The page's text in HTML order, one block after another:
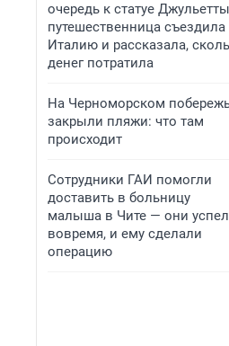
очередь к статуе
путешественница съездила
Италию и рассказала,
денег потратила
На Черноморском
закрыли пляжи: что там
происходит
Сотрудники ГАИ помогли
доставить в больницу
малыша в Чите — они
вовремя, и ему сделали
операцию